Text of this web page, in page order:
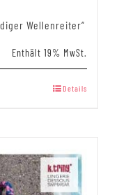
Wellenreiter“
Enthält 19% MwSt.
Details